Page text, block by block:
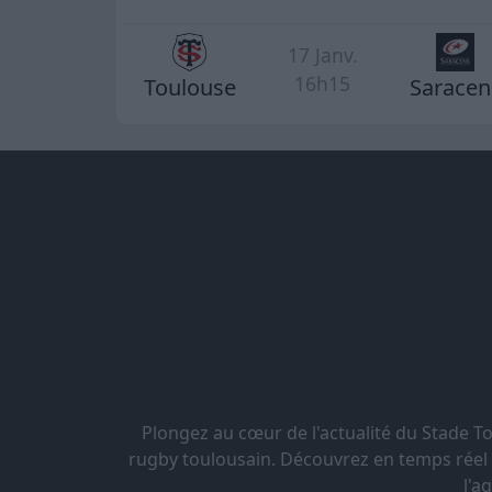
Toulouse
17 Janv.
16h15
Plongez au cœur de l'actualité du Stade
rugby toulousain. Découvrez en temps